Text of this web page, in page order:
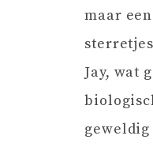
maar
Jay, wat